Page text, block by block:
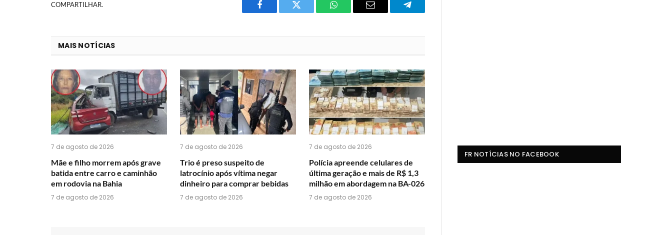
COMPARTILHAR.
Facebook Twitter
O
do
WhatsApp?
E-
Telegrama
MAIS NOTÍCIAS
7 de agosto de 2026
Mãe e filho morrem após grave
batida entre carro e caminhão
em rodovia na Bahia
7 de agosto de 2026
7 de agosto de 2026
Trio é preso suspeito de
latrocínio após vítima negar
dinheiro para comprar bebidas
7 de agosto de 2026
7 de agosto de 2026
Polícia apreende celulares de
última geração e mais de R$ 1,3
milhão em abordagem na BA-026
7 de agosto de 2026
FR NOTÍCIAS NO FACEBOOK